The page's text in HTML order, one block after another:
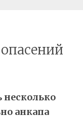
несколько
анкапа